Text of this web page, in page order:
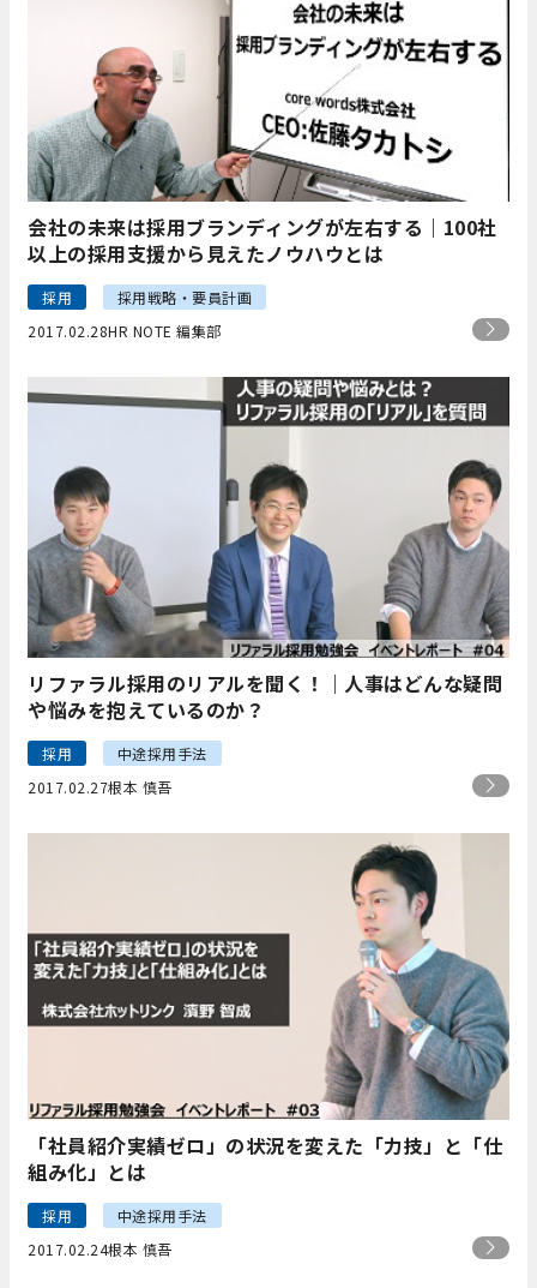
会社の未来は採用ブランディングが左右する｜100社
以上の採用支援から見えたノウハウとは
採用
採用戦略・要員計画
2017.02.28HR NOTE 編集部
リファラル採用のリアルを聞く！｜人事はどんな疑問
や悩みを抱えているのか？
採用
中途採用手法
2017.02.27根本 慎吾
「社員紹介実績ゼロ」の状況を変えた「力技」と「仕
組み化」とは
採用
中途採用手法
2017.02.24根本 慎吾